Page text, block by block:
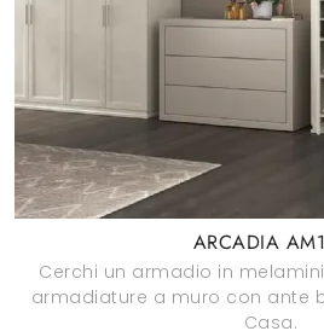
ARCADIA
Cerchi un armadio in
armadiature a muro con ante
Casa.